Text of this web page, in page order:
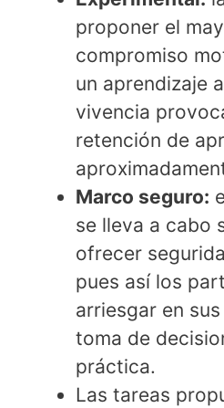
proponer el
compromiso
un aprendizaje
vivencia
retención de
Marco seguro:
se lleva a cabo
ofrecer
pues así los
arriesgar en
toma de
práctica.
Las tareas